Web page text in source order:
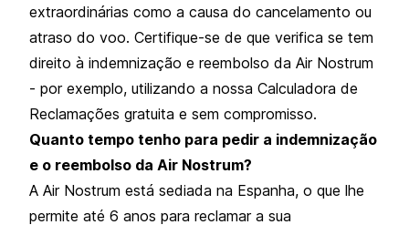
extraordinárias como a causa do cancelamento ou
atraso do voo. Certifique-se de que verifica se tem
direito à indemnização e reembolso da Air Nostrum
- por exemplo, utilizando a nossa Calculadora de
Reclamações gratuita e sem compromisso.
Quanto tempo tenho para pedir a indemnização
e o reembolso da Air Nostrum?
A Air Nostrum está sediada na Espanha, o que lhe
permite até 6 anos para reclamar a sua